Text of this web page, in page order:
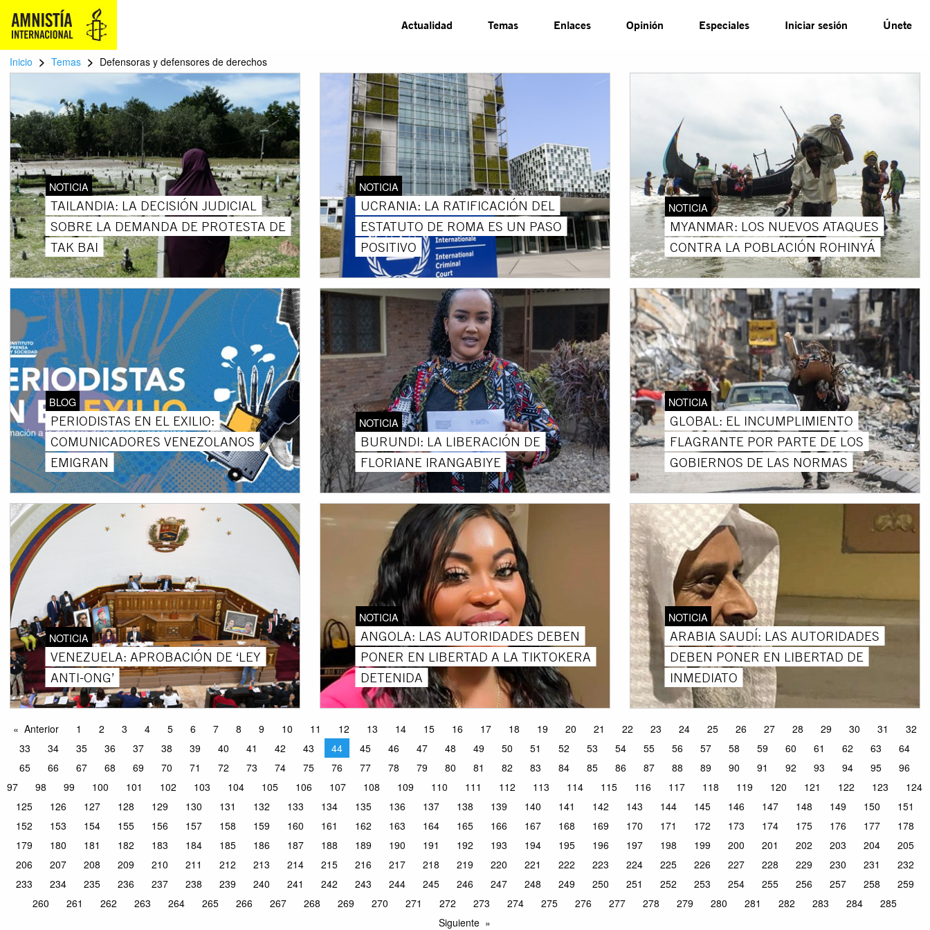
Actualidad Temas Enlaces Opinión Especiales Iniciar sesión Únete
Inicio > Temas > Defensoras y defensores de derechos
NOTICIA
TAILANDIA: LA DECISIÓN JUDICIAL
SOBRE LA DEMANDA DE PROTESTA DE
TAK BAI
NOTICIA
UCRANIA: LA RATIFICACIÓN DEL
ESTATUTO DE ROMA ES UN PASO
POSITIVO
NOTICIA
MYANMAR: LOS NUEVOS ATAQUES
CONTRA LA POBLACIÓN ROHINYÁ
BLOG
PERIODISTAS EN EL EXILIO:
COMUNICADORES VENEZOLANOS
EMIGRAN
NOTICIA
BURUNDI: LA LIBERACIÓN DE
FLORIANE IRANGABIYE
NOTICIA
GLOBAL: EL INCUMPLIMIENTO
FLAGRANTE POR PARTE DE LOS
GOBIERNOS DE LAS NORMAS
NOTICIA
VENEZUELA: APROBACIÓN DE ‘LEY
ANTI-ONG’
NOTICIA
ANGOLA: LAS AUTORIDADES DEBEN
PONER EN LIBERTAD A LA TIKTOKERA
DETENIDA
NOTICIA
ARABIA SAUDÍ: LAS AUTORIDADES
DEBEN PONER EN LIBERTAD DE
INMEDIATO
Anterior 1 2 3 4 5 6 7 8 9 10 11 12 13 14 15 16 17 18 19 20 21 22 23 24 25 26 27 28 29 30 31
32
33
34 35 36 37 38 39 40 41 42 43 44 45 46 47 48 49 50 51 52 53 54 55 56 57 58 59 60 61 62 63
64
65
66 67 68 69 70 71 72 73 74 75 76 77 78 79 80 81 82 83 84 85 86 87 88 89 90 91 92 93 94 95
96
97
98 99 100 101 102 103 104 105 106 107 108 109 110 111 112 113 114 115 116 117 118 119 120 121 122 123
124
125
126 127 128 129 130 131 132 133 134 135 136 137 138 139 140 141 142 143 144 145 146 147 148 149 150
151
152
153 154 155 156 157 158 159 160 161 162 163 164 165 166 167 168 169 170 171 172 173 174 175 176 177
178
179
180 181 182 183 184 185 186 187 188 189 190 191 192 193 194 195 196 197 198 199 200 201 202 203 204
205
206
207 208 209 210 211 212 213 214 215 216 217 218 219 220 221 222 223 224 225 226 227 228 229 230 231
232
233
234 235 236 237 238 239 240 241 242 243 244 245 246 247 248 249 250 251 252 253 254 255 256 257 258
259
260
261 262 263 264 265 266 267 268 269 270 271 272 273 274 275 276 277 278 279 280 281 282 283 284
285
Siguiente